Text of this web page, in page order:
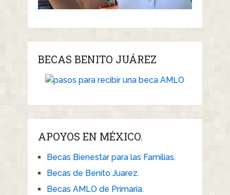
BECAS BENITO JUÁREZ
APOYOS EN MÉXICO.
Becas Bienestar para las Familias.
Becas de Benito Juarez.
Becas AMLO de Primaria.